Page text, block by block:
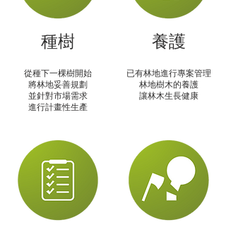
​種樹 養護
從種下一棵樹開始
將林地妥善規劃
並針對市場需求
進行計畫性生產
已有林地進行專案管理
林地樹木的養護
​讓林木生長健康